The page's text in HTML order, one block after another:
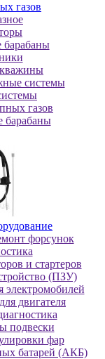
газов
барабаны
системы
газов
барабаны
фopcунoк
и стартеров
(ПЗУ)
электромобилей
двигателя
подвески
фap
батарей (АКБ)